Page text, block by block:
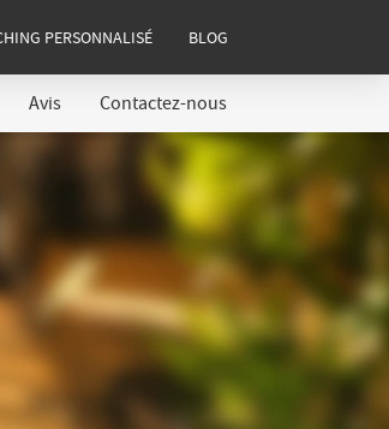
PERSONNALISÉ BLOG
Avis
Contactez-nous